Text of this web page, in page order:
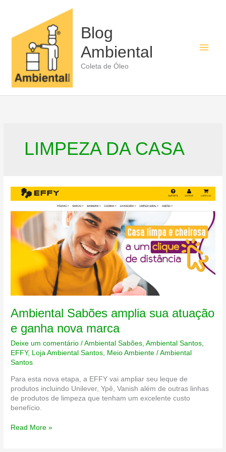
conteúdo
Blog
Ambiental
Coleta de Óleo
LIMPEZA DA CASA
Ambiental Sabões amplia sua atuação
e ganha nova marca
Deixe um comentário /Ambiental Sabões ,Ambiental Santos
EFFY, Loja Ambiental Santos Meio Ambiente /Ambiental
Santos
Para esta nova etapa, a EFFY vai ampliar seu leque de
produtos incluindo Unilever, Ypê, Vanish além de outras linhas
de produtos de limpeza que tenham um excelente custo
benefício.
Ambiental
Read More »